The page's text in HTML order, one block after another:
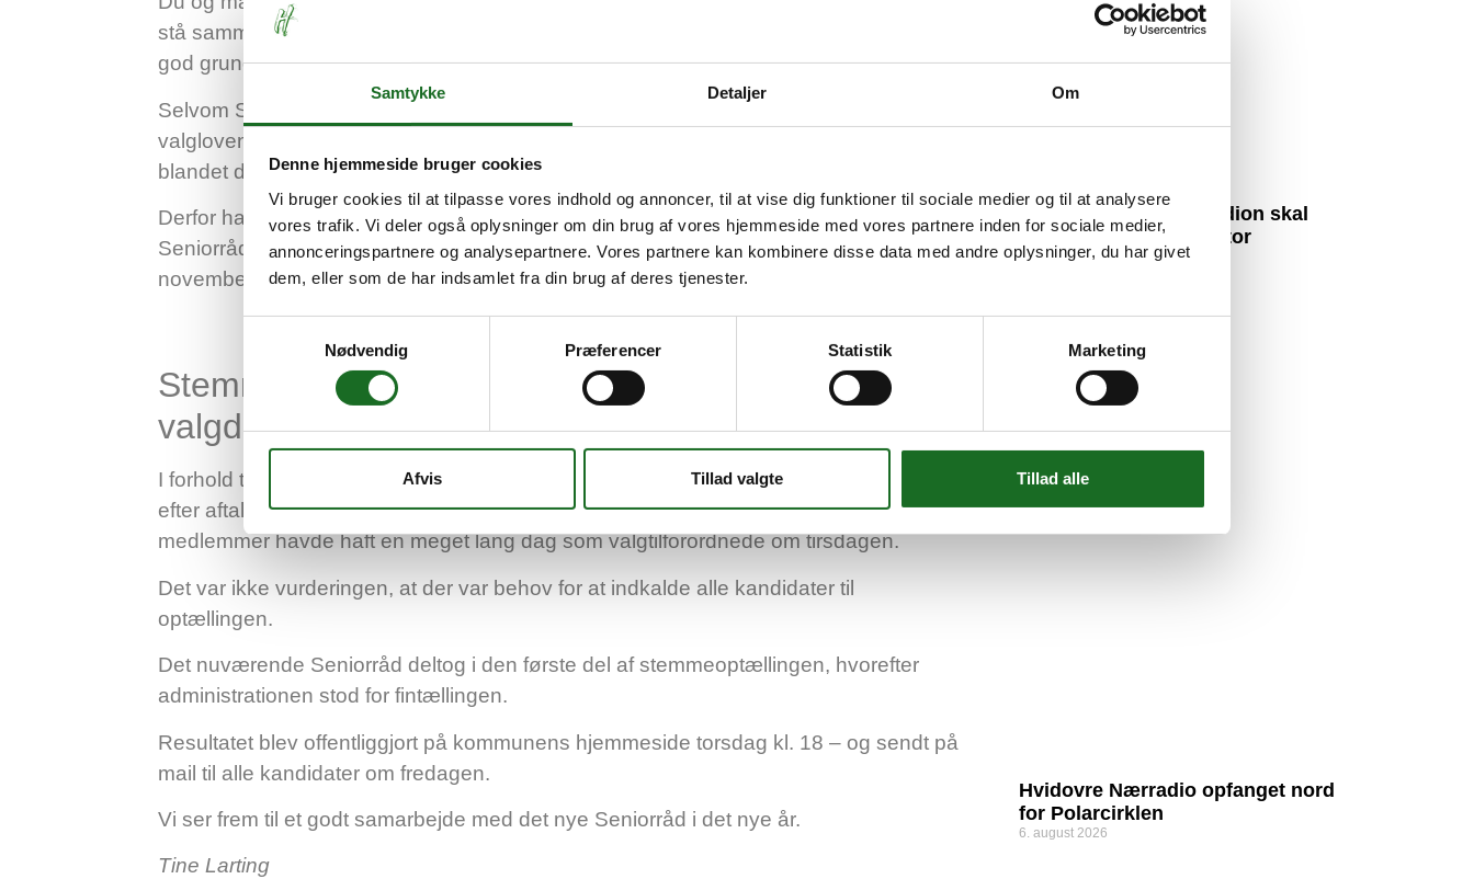
Samtykke Detaljer Om
Denne hjemmeside bruger cookies
Vi bruger cookies til at tilpasse vores indhold og annoncer, til at vise dig funktioner til sociale medier og til at analysere
vores trafik. Vi deler også oplysninger om din brug af vores hjemmeside med vores partnere inden for sociale medier,
annonceringspartnere og analysepartnere. Vores partnere kan kombinere disse data med andre oplysninger, du har givet
dem, eller som de har indsamlet fra din brug af deres tjenester.
Nødvendig
Præferencer Statistik Marketing
Afvis Tillad valgte Tillad alle
stå sammen med valgbordene til Kommunal- og Regionsrådsvalget. Det er der en
god grund til.
Selvom Seniorrådsvalget holdes samtidig med de andre valg, så er det et krav i
valgloven, at valgene adskilles fysisk, så der ikke opstår en risiko for, at vælgerne får
blandet de to valg sammen.
Derfor havde administrationen i samarbejde med Seniorrådet besluttet, hvor
Seniorrådsvalgets valgborde og stemmeurner skulle placeres på valgdagen 18.
november.
Stemmer først optalt torsdag på grund af lang
valgdag tirsdag
I forhold til optælling af de omkring 6.000 stemmer til Seniorrådsvalget, så blev valget
efter aftale med det nuværende Seniorråd optalt om torsdagen af hensyn til, at rådets
medlemmer havde haft en meget lang dag som valgtilforordnede om tirsdagen.
Det var ikke vurderingen, at der var behov for at indkalde alle kandidater til
optællingen.
Det nuværende Seniorråd deltog i den første del af stemmeoptællingen, hvorefter
administrationen stod for fintællingen.
Resultatet blev offentliggjort på kommunens hjemmeside torsdag kl. 18 – og sendt på
mail til alle kandidater om fredagen.
Vi ser frem til et godt samarbejde med det nye Seniorråd i det nye år.
Tine Larting
Ny plan: Hvidovre Stadion skal
sælges til privat investor
6. august 2026
Hvidovre Nærradio opfanget nord
for Polarcirklen
6. august 2026